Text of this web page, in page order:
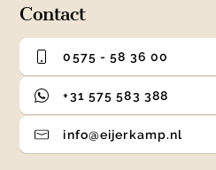
Contact
0575 - 58 36 00
+31 575 583 388
info@eijerkamp.nl